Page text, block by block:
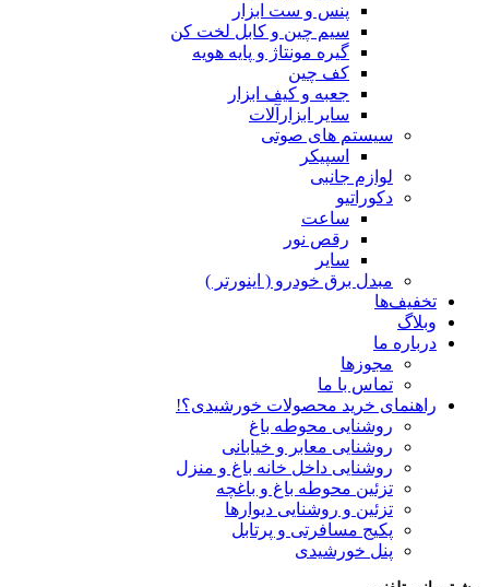
پنس و ست ابزار
سیم چین و کابل لخت کن
گیره مونتاژ و پایه هویه
کف چین
جعبه و کیف ابزار
سایر ابزارآلات
سیستم های صوتی
اسپیکر
لوازم جانبی
دکوراتیو
ساعت
رقص نور
سایر
مبدل برق خودرو ( اینورتر )
تخفیف‌ها
وبلاگ
درباره ما
مجوزها
تماس با ما
راهنمای خرید محصولات خورشیدی؟!
روشنایی محوطه باغ
روشنایی معابر و خیابانی
روشنایی داخل خانه باغ و منزل
تزئین محوطه باغ و باغچه
تزئین و روشنایی دیوارها
پکیج مسافرتی و پرتابل
پنل خورشیدی